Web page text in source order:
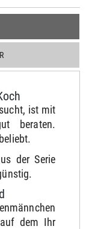
ist mit
beraten.
der Serie
dem Ihr